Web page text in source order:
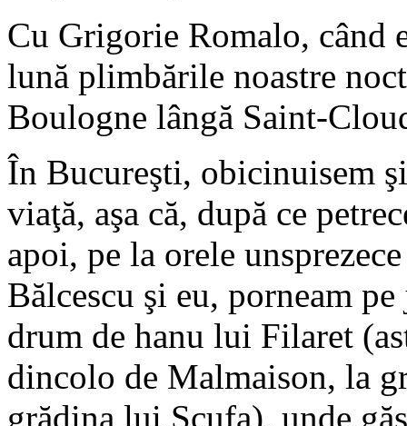
Cu Grigorie Romalo, când
lună plimbările noastre
Boulogne lângă Saint-
În Bucureşti, obicinuisem
viaţă, aşa că, după ce
apoi, pe la orele
Bălcescu şi eu, porneam
drum de hanu lui Filaret
dincolo de Malmaison, la
grădina lui Scufa), unde